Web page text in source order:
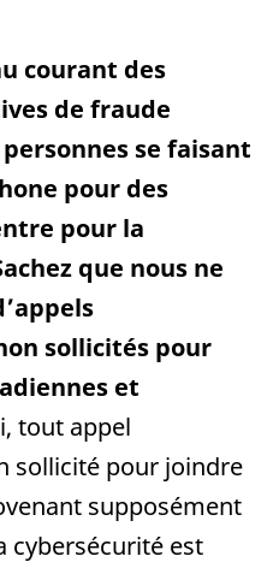
courant des
de fraude
se faisant
pour des
pour la
que nous ne
sollicités pour
et
tout appel
sollicité pour joindre
supposément
cybersécurité est